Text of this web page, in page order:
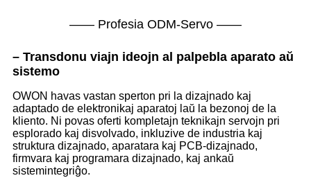
—— Profesia ODM-Servo ——
– Transdonu viajn ideojn al palpebla aparato aŭ
sistemo
OWON havas vastan sperton pri la dizajnado kaj
adaptado de elektronikaj aparatoj laŭ la bezonoj de la
kliento. Ni povas oferti kompletajn teknikajn servojn pri
esplorado kaj disvolvado, inkluzive de industria kaj
struktura dizajnado, aparatara kaj PCB-dizajnado,
firmvara kaj programara dizajnado, kaj ankaŭ
sistemintegriĝo.